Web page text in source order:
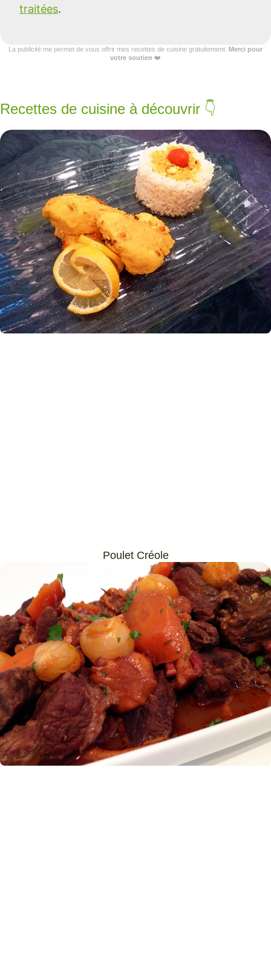
traitées.
La publicité me permet de vous offrir mes recettes de cuisine gratuitement. Merci pour
votre soutien ❤️
Recettes de cuisine à découvrir 👇
Poulet Créole